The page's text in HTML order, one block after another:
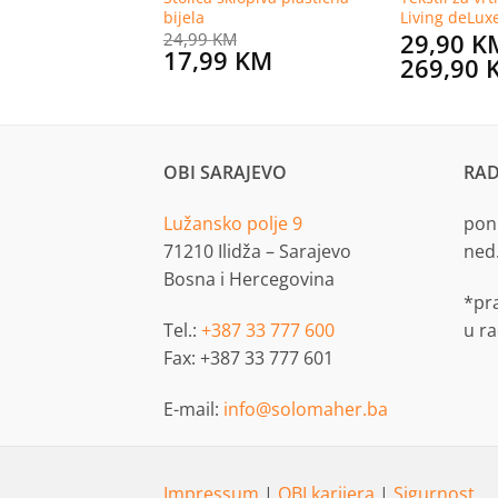
bijela
24,99KM
Original
price
17,99 KMCurrent
Living
29,90
269,90
OBI SARAJEVO
Lužansko polje 9
71210 Ilidža – Sarajevo
Bosna i Hercegovina
Tel.: +387 33 777 600
Fax: +387 33 777 601
E-mail: info@solomaher.ba
u